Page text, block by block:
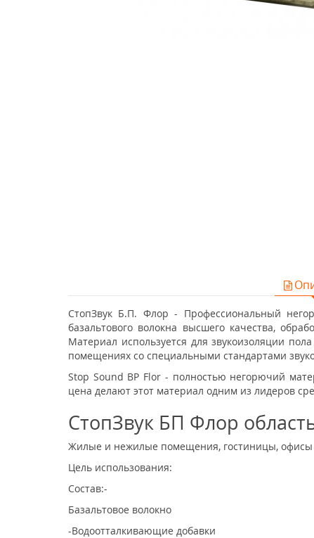
СтопЗвук Б.П. Флор - Профессиональный
базальтового волокна высшего качества,
Материал используется для звукоизоляции
помещениях со специальными стандартами
Stop Sound BP Flor - полностью негорючий
цена делают этот материал одним из лидеров
СтопЗвук БП Флор
Жилые и нежилые помещения, гостиницы, офисы
Цель использования:
Состав:-
Базальтовое волокно
-Водоотталкивающие добавки